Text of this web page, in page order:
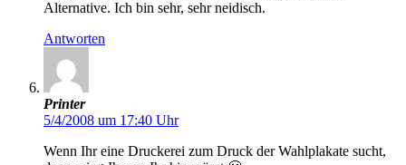
Alternative. Ich bin sehr, sehr neidisch.
Antworten
Printer
5/4/2008 um 17:40 Uhr
Wenn Ihr eine Druckerei zum Druck der Wahlplakate sucht,